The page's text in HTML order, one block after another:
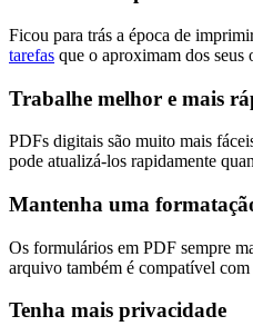
Ficou para trás a época de
tarefas que o aproximam dos seus
Trabalhe melhor e mais
PDFs digitais são muito mais
pode atualizá-los rapidamente
Mantenha uma
Os formulários em PDF sempre
arquivo também é compatível com
Tenha mais privacidade